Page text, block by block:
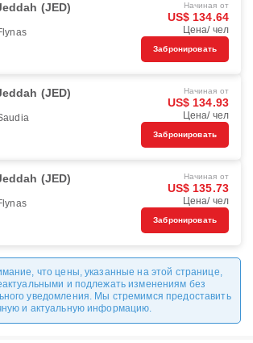
(JED) Начиная от
US$ 134.64
Цена/ чел
Забронировать
(JED) Начиная от
US$ 134.93
Цена/ чел
Забронировать
(JED) Начиная от
US$ 135.73
Цена/ чел
Забронировать
что цены, указанные на этой странице,
и подлежать изменениям без
уведомления. Мы стремимся предоставить
и актуальную информацию.